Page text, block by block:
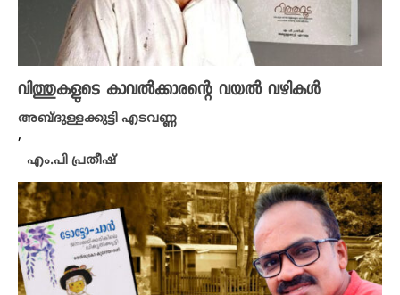
വിത്തുകളുടെ കാവൽക്കാരന്റെ വയൽ വഴികൾ
അബ്ദുള്ളക്കുട്ടി എടവണ്ണ
,
എം.പി പ്രതീഷ്